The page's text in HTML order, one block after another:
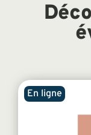
En ligne